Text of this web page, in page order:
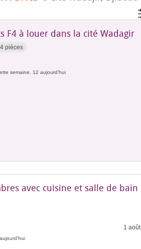
F4 à louer dans la cité Wadagir
4 pièces
semaine, 12 aujourd'hui
avec cuisine et salle de bain
1 août